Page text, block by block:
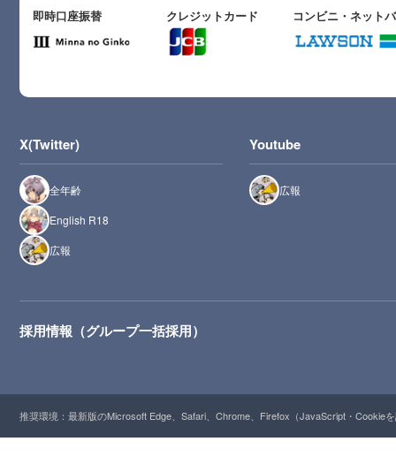
即時口座振替 クレジットカード コンビニ・ネット
X(Twitter)
全年齢
English R18
広報
Youtube
広報
採用情報（グループ一括採用）
推奨環境：最新版のMicrosoft Edge、Safari、Chrome、Firefox（JavaScript・Cookie